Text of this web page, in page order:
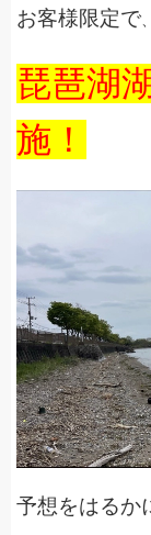
お客様限定で
琵琶湖
施！
予想をはるか